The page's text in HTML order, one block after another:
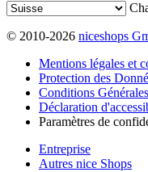
© 2010-2026 niceshops
Mentions légales et
Protection des
Conditions
Déclaration
Paramètres de
Entreprise
Autres nice Shops